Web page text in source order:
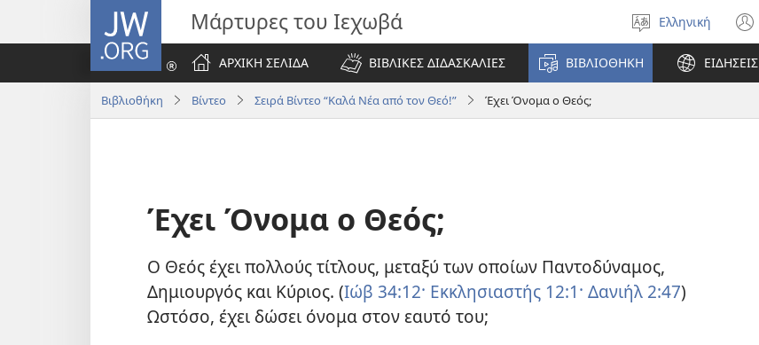
JW.ORG Μάρτυρες του Ιεχωβά
Επιλέξτε
γλώσσα
Ελληνική
ΑΡΧΙΚΗ ΣΕΛΙΔΑ
ΒΙΒΛΙΚΕΣ ΔΙΔΑΣΚΑΛΙΕΣ ΒΙΒΛΙΟΘΗΚΗ ΕΙΔΗΣΕΙΣ
Βιβλιοθήκη Βίντεο Σειρά Βίντεο “Καλά Νέα από τον Θεό!” Έχει Όνομα ο Θεός;
Έχει Όνομα ο Θεός;
Ο Θεός έχει πολλούς τίτλους, μεταξύ των οποίων Παντοδύναμος,
Δημιουργός και Κύριος. (Ιώβ 34:12· Εκκλησιαστής 12:1· Δανιήλ 2:47)
Ωστόσο, έχει δώσει όνομα στον εαυτό του;